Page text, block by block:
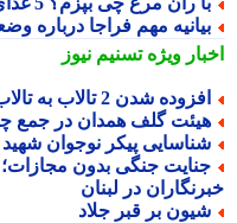
مهم فراجا درباره
ویژهتسنیم نیوز
شدن 2 تالاب به تالاب های چهارمحال و بختیاری
گلف همدان در جمع چهار
پیکر نوجوان شهید حسین
جنگی بدون مجازات؛
در لبنان
بر قبر جلاد